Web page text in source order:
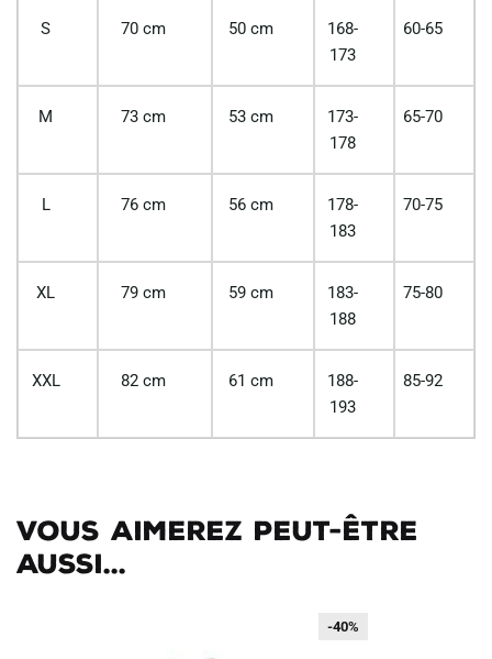
S 70 cm 50 cm
168-
173
60-65
M 73 cm 53 cm
173-
178
65-70
L 76 cm 56 cm
178-
183
70-75
XL 79 cm 59 cm
183-
188
75-80
XXL 82 cm 61 cm
188-
193
85-92
Vous aimerez peut-être
aussi...
-40%
-40%